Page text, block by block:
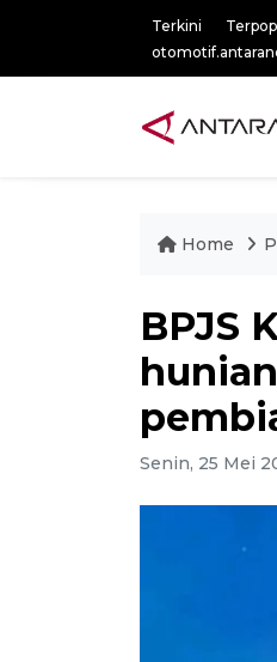
Terkini
Home
BPJS
Senin, 25 Mei